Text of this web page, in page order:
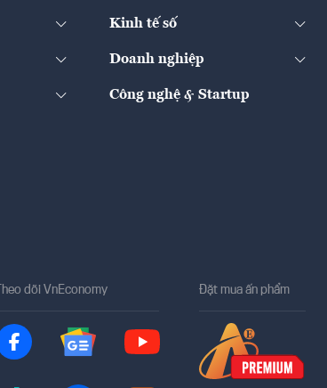
Kinh tế số
Doanh nghiệp
Công nghệ & Startup
Theo dõi VnEconomy Đặt mua ấn phẩm